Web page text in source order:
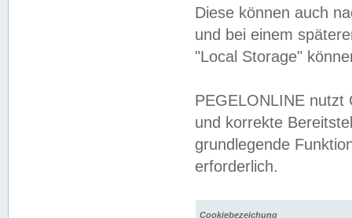
Diese können auch
und bei einem
"Local Storage"
PEGELONLINE nutzt
und korrekte
grundlegende
erforderlich.
Cookiebezeichung